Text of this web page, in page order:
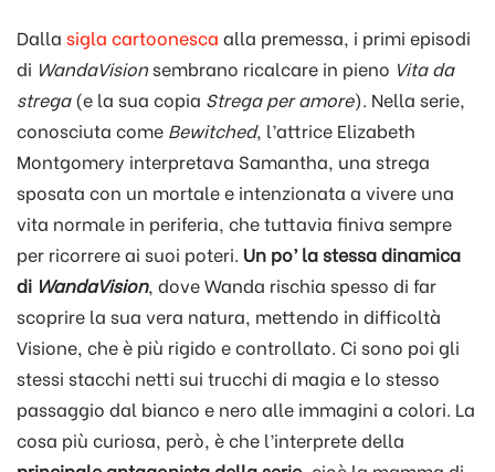
Dalla sigla cartoonesca alla premessa, i primi episodi
di WandaVisionsembrano ricalcare in pieno Vita da
strega(e la sua copia Strega per amore). Nella serie,
conosciuta come Bewitched, l’attrice Elizabeth
Montgomery interpretava Samantha, una strega
sposata con un mortale e intenzionata a vivere una
vita normale in periferia, che tuttavia finiva sempre
per ricorrere ai suoi poteri. Un po’ la stessa dinamica
di WandaVision, dove Wanda rischia spesso di far
scoprire la sua vera natura, mettendo in difficoltà
Visione, che è più rigido e controllato. Ci sono poi gli
stessi stacchi netti sui trucchi di magia e lo stesso
passaggio dal bianco e nero alle immagini a colori. La
cosa più curiosa, però, è che l’interprete della